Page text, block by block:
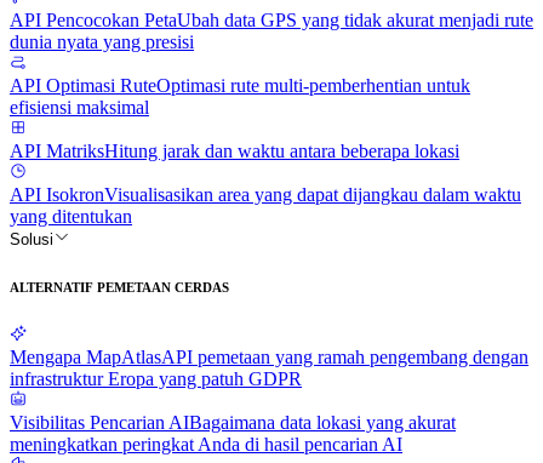
API Pencocokan PetaUbah data GPS yang tidak akurat menjadi rute
dunia nyata yang presisi
API Optimasi RuteOptimasi rute multi-pemberhentian untuk
efisiensi maksimal
API MatriksHitung jarak dan waktu antara beberapa lokasi
API IsokronVisualisasikan area yang dapat dijangkau dalam waktu
yang ditentukan
Solusi
ALTERNATIF PEMETAAN CERDAS
Mengapa MapAtlasAPI pemetaan yang ramah pengembang dengan
infrastruktur Eropa yang patuh GDPR
Visibilitas Pencarian AIBagaimana data lokasi yang akurat
meningkatkan peringkat Anda di hasil pencarian AI